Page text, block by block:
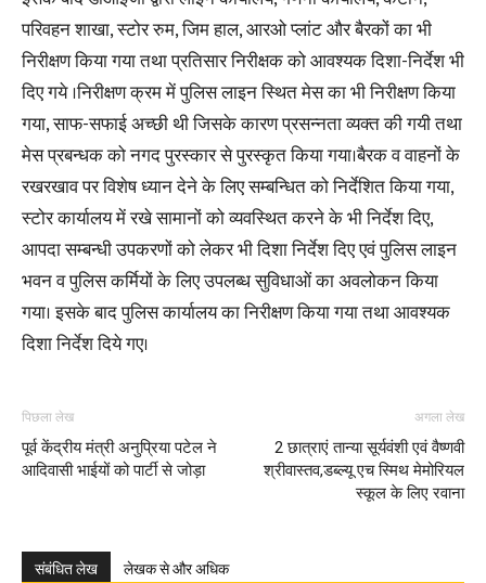
परिवहन शाखा, स्टोर रुम, जिम हाल, आरओ प्लांट और बैरकों का भी
निरीक्षण किया गया तथा प्रतिसार निरीक्षक को आवश्यक दिशा-निर्देश भी
दिए गये ।निरीक्षण क्रम में पुलिस लाइन स्थित मेस का भी निरीक्षण किया
गया, साफ-सफाई अच्छी थी जिसके कारण प्रसन्नता व्यक्त की गयी तथा
मेस प्रबन्धक को नगद पुरस्कार से पुरस्कृत किया गया।बैरक व वाहनों के
रखरखाव पर विशेष ध्यान देने के लिए सम्बन्धित को निर्देशित किया गया,
स्टोर कार्यालय में रखे सामानों को व्यवस्थित करने के भी निर्देश दिए,
आपदा सम्बन्धी उपकरणों को लेकर भी दिशा निर्देश दिए एवं पुलिस लाइन
भवन व पुलिस कर्मियों के लिए उपलब्ध सुविधाओं का अवलोकन किया
गया। इसके बाद पुलिस कार्यालय का निरीक्षण किया गया तथा आवश्यक
दिशा निर्देश दिये गए।
पिछला लेख
पूर्व केंद्रीय मंत्री अनुप्रिया पटेल ने
आदिवासी भाईयों को पार्टी से जोड़ा
अगला लेख
2 छात्राएं तान्या सूर्यवंशी एवं वैष्णवी
श्रीवास्तव,डब्ल्यू एच स्मिथ मेमोरियल
स्कूल के लिए रवाना
संबंधित लेख लेखक से और अधिक